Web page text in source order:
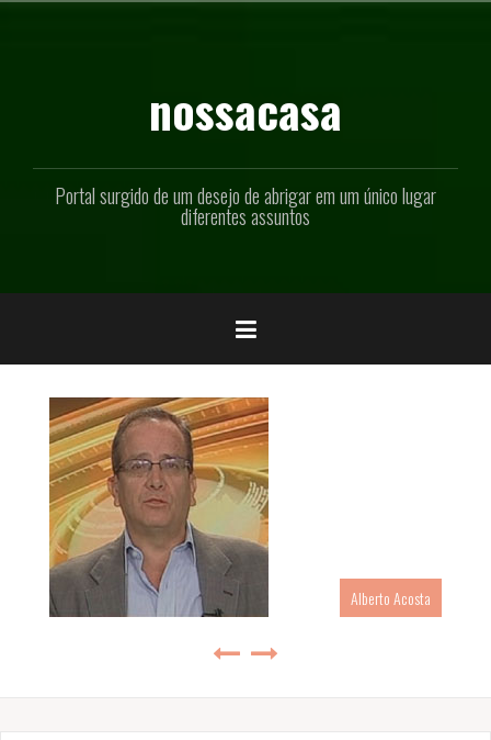
nossacasa
Portal surgido de um desejo de abrigar em um único lugar
diferentes assuntos
Alberto Acosta